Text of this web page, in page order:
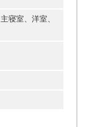
寝室、洋室、